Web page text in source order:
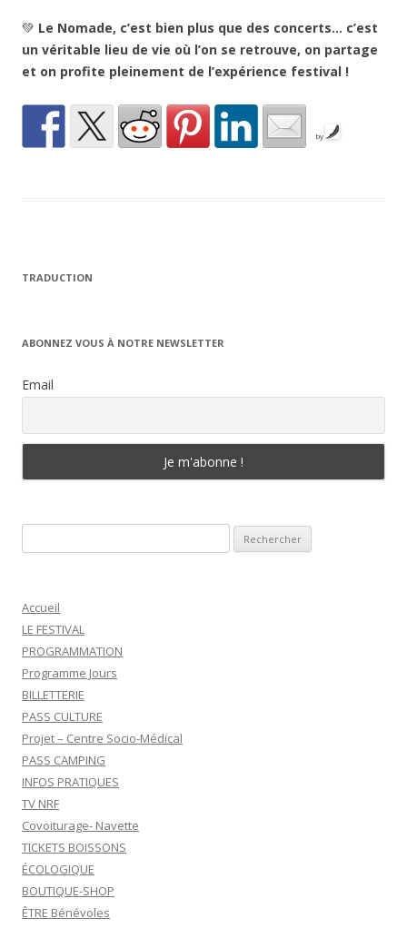
💚 Le Nomade, c’est bien plus que des concerts… c’est
un véritable lieu de vie où l’on se retrouve, on partage
et on profite pleinement de l’expérience festival !
by
TRADUCTION
ABONNEZ VOUS À NOTRE NEWSLETTER
Email
Accueil
LE FESTIVAL
PROGRAMMATION
Programme Jours
BILLETTERIE
PASS CULTURE
Projet – Centre Socio-Médical
PASS CAMPING
INFOS PRATIQUES
TV NRF
Covoiturage- Navette
TICKETS BOISSONS
ÉCOLOGIQUE
BOUTIQUE-SHOP
ÊTRE Bénévoles